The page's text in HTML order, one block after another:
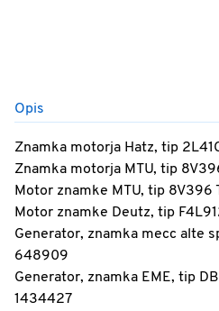
Opis
Znamka motorja Hatz, tip
Znamka motorja MTU, tip
Motor znamke MTU, tip 8V396
Motor znamke Deutz, tip
Generator, znamka mecc alte
648909
Generator, znamka EME, tip
1434427